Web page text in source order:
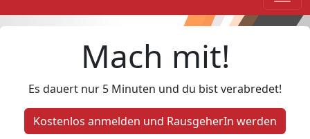
Mach mit!
Es dauert nur 5 Minuten und du bist verabredet!
Kostenlos anmelden und RausgeherIn werden